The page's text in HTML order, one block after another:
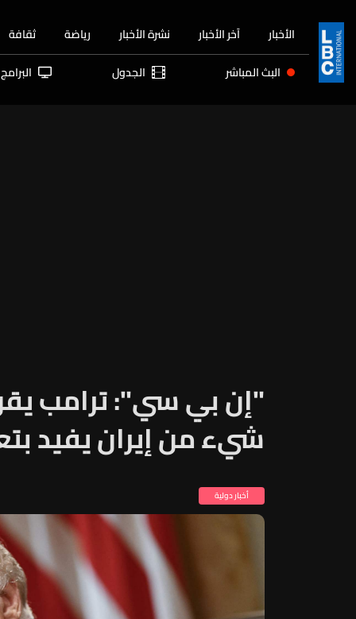
الأخبار آخر الأخبار نشرة الأخبار رياضة ثقافة
البث المباشر الجدول البرامج
"إن بي سي": ترامب
شيء من إيران يفيد
أخبار دولية